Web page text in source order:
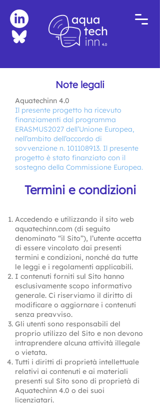
Note legali
Aquatechinn 4.0
Il presente progetto ha ricevuto
finanziamenti dal programma
ERASMUS2027 dell’Unione Europea,
nell’ambito dell’accordo di
sovvenzione n. 101108913. Il presente
progetto è stato finanziato con il
sostegno della Commissione Europea.
Termini e condizioni
Accedendo e utilizzando il sito web
aquatechinn.com (di seguito
denominato “il Sito”), l’utente accetta
di essere vincolato dai presenti
termini e condizioni, nonché da tutte
le leggi e i regolamenti applicabili.
I contenuti forniti sul Sito hanno
esclusivamente scopo informativo
generale. Ci riserviamo il diritto di
modificare o aggiornare i contenuti
senza preavviso.
Gli utenti sono responsabili del
proprio utilizzo del Sito e non devono
intraprendere alcuna attività illegale
o vietata.
Tutti i diritti di proprietà intellettuale
relativi ai contenuti e ai materiali
presenti sul Sito sono di proprietà di
Aquatechinn 4.0 o dei suoi
licenziatari.